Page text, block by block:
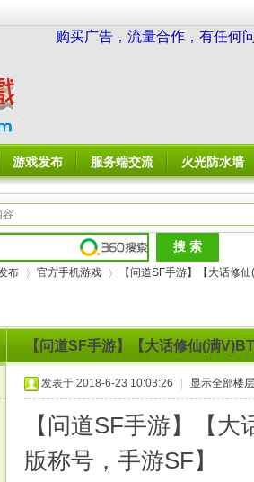
购买广告，流量合作，有任何
游戏发布 服务端交流 火光防水墙
布 官方手机游戏
›
【问道SF手游】【大话修
【问道SF手游】【大话修仙(满
发表于 2018-6-23 10:03:26 显示全部楼层
【问道SF手游】【
版称号，手游SF】